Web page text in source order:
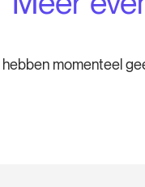
momenteel